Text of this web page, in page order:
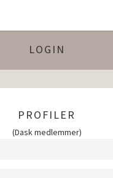
LOGIN
PROFILER
(Dask medlemmer)